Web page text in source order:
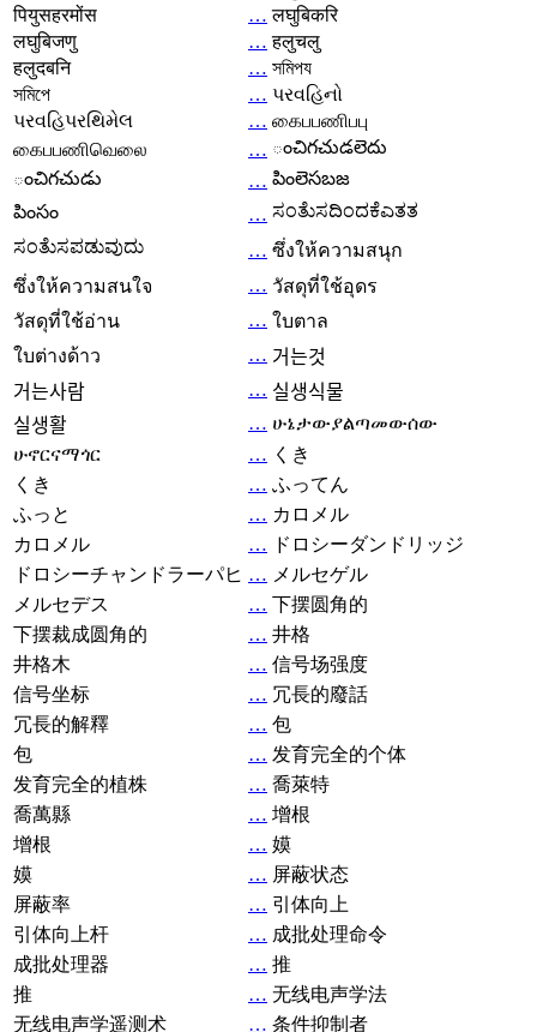
पियुसहरमोंस
… लघुबिकरि
लघुबिजणु
… हलुचलु
हलुदबनि
… সমিপয
সমিপে
… પરવહિનો
પરવહિપરથિમેલ
… கைபபணிபபு
கைபபணிவெலை
… ంచిగచుడలెదు
ంచిగచుడు
… పింలెసబజ
పింసం
… ಸಂತೆುಸದಿಂದಕೆಎತತ
ಸಂತೆುಸಪಡುವುದು
… ซึ่งให้ความสนุก
ซึ่งให้ความสนใจ
… วัสดุที่ใช้อุดร
วัสดุที่ใช้อ่าน
… ใบตาล
ใบต่างด้าว
… 거는것
거는사람
… 실생식물
실생활
… ሁኔታውያልጣመውሰው
ሁኖርናማጎር
… くき
くき
… ふってん
ふっと
… カロメル
カロメル
… ドロシーダンドリッジ
ドロシーチャンドラーパヒ … メルセゲル
メルセデス
… 下摆圆角的
下摆裁成圆角的
… 井格
井格木
… 信号场强度
信号坐标
… 冗長的廢話
冗長的解釋
… 包
包
… 发育完全的个体
发育完全的植株
… 喬萊特
喬萬縣
… 增根
增根
… 嫫
嫫
… 屏蔽状态
屏蔽率
… 引体向上
引体向上杆
… 成批处理命令
成批处理器
… 推
推
… 无线电声学法
无线电声学遥测术
… 条件抑制者